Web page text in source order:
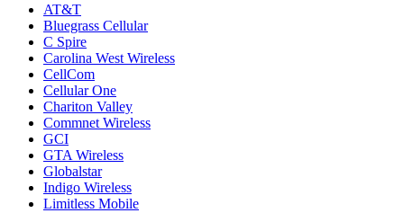
AT&T
Bluegrass Cellular
C Spire
Carolina West Wireless
CellCom
Cellular One
Chariton Valley
Commnet Wireless
GCI
GTA Wireless
Globalstar
Indigo Wireless
Limitless Mobile